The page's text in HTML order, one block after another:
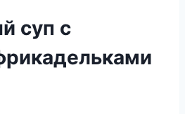
суп с